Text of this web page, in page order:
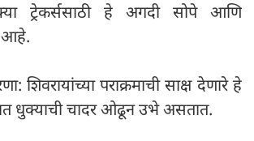
ट्रेकर्ससाठी हे अगदी सोपे आणि
आहे.
शिवरायांच्या पराक्रमाची साक्ष देणारे हे
धुक्याची चादर ओढून उभे असतात.